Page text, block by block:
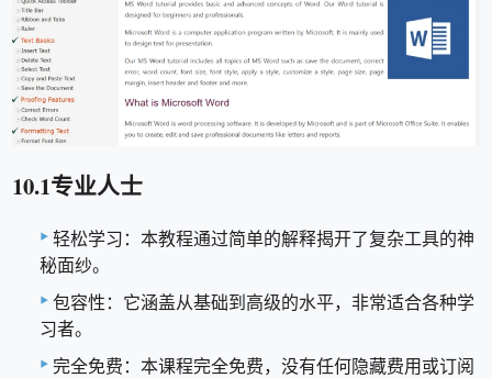
10.1专业人士
轻松学习：本教程通过简单的解释揭开了复杂工具的神
秘面纱。
包容性：它涵盖从基础到高级的水平，非常适合各种学
习者。
完全免费：本课程完全免费，没有任何隐藏费用或订阅